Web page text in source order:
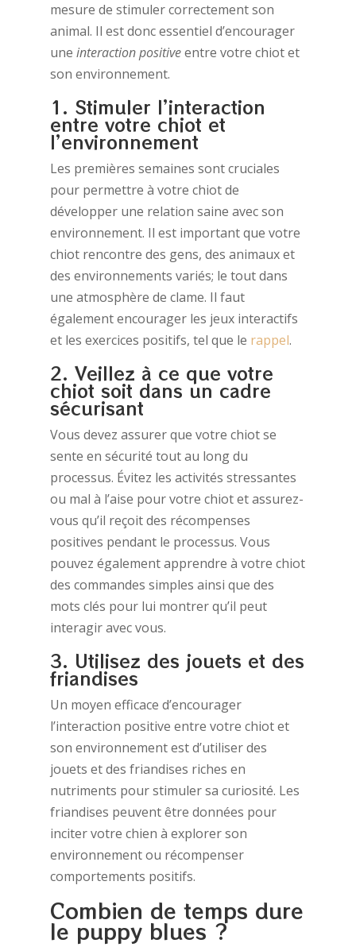
mesure de stimuler correctement son
animal. Il est donc essentiel d’encourager
une interaction positiveentre votre chiot et
son environnement.
1. Stimuler l’interaction
entre votre chiot et
l’environnement
Les premières semaines sont cruciales
pour permettre à votre chiot de
développer une relation saine avec son
environnement. Il est important que votre
chiot rencontre des gens, des animaux et
des environnements variés; le tout dans
une atmosphère de clame. Il faut
également encourager les jeux interactifs
et les exercices positifs, tel que le rappel.
2. Veillez à ce que votre
chiot soit dans un cadre
sécurisant
Vous devez assurer que votre chiot se
sente en sécurité tout au long du
processus. Évitez les activités stressantes
ou mal à l’aise pour votre chiot et assurez-
vous qu’il reçoit des récompenses
positives pendant le processus. Vous
pouvez également apprendre à votre chiot
des commandes simples ainsi que des
mots clés pour lui montrer qu’il peut
interagir avec vous.
3. Utilisez des jouets et des
friandises
Un moyen efficace d’encourager
l’interaction positive entre votre chiot et
son environnement est d’utiliser des
jouets et des friandises riches en
nutriments pour stimuler sa curiosité. Les
friandises peuvent être données pour
inciter votre chien à explorer son
environnement ou récompenser
comportements positifs.
Combien de temps dure
le puppy blues ?